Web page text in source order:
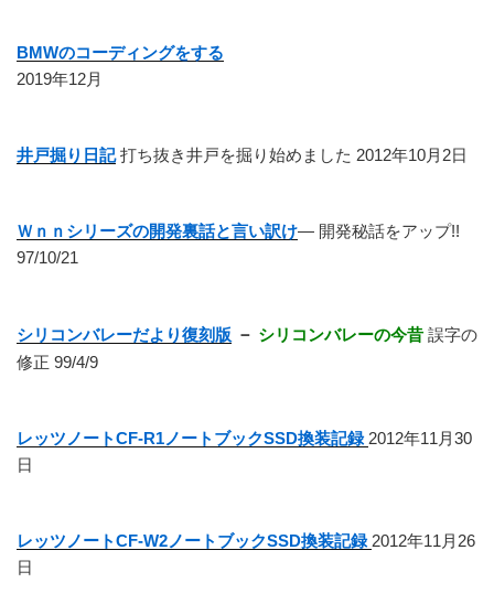
BMWのコーディングをする
2019年12月
井戸掘り日記 打ち抜き井戸を掘り始めました 2012年10月2日
Ｗｎｎシリーズの開発裏話と言い訳け― 開発秘話をアップ!!
97/10/21
シリコンバレーだより復刻版 － シリコンバレーの今昔 誤字の
修正 99/4/9
レッツノートCF-R1ノートブックSSD換装記録 2012年11月30
日
レッツノートCF-W2ノートブックSSD換装記録 2012年11月26
日